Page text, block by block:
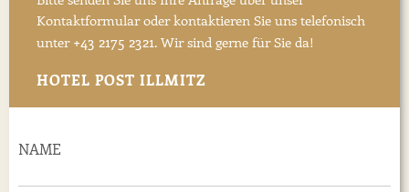
NAME
Kontaktformular oder kontaktieren Sie uns telefonisch
unter +43 2175 2321. Wir sind gerne für Sie da!
HOTEL POST ILLMITZ